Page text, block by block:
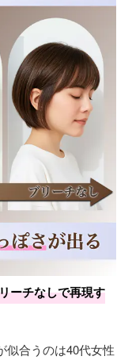
ーチなしで再現す
似合うのは40代女性